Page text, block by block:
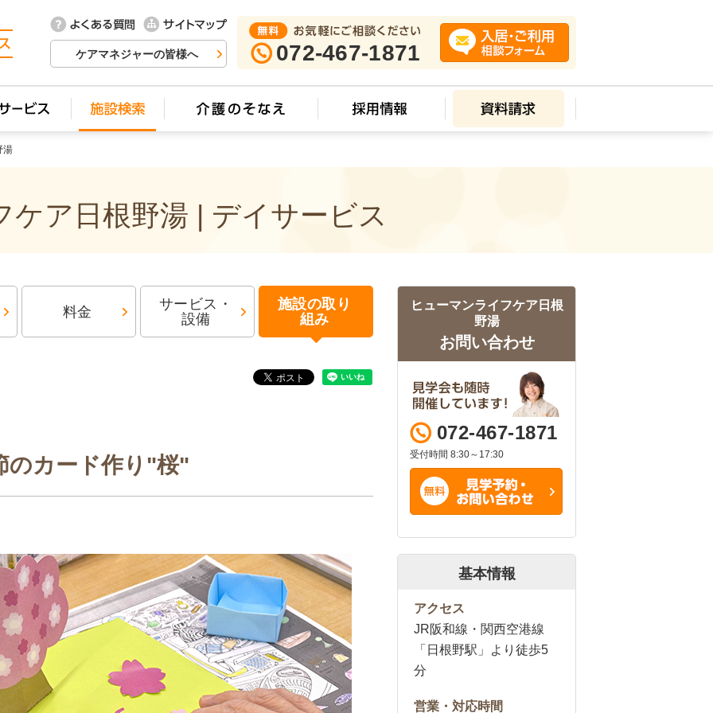
ケアマネジャーの皆様へ 072-467-1871
湯
ケア日根野湯 | デイサービス
料金
サービス・
設備
施設の取り
組み
のカード作り"桜"
ヒューマンライフケア日根
野湯
お問い合わせ
072-467-1871
受付時間 8:30～17:30
基本情報
アクセス
JR阪和線・関西空港線
「日根野駅」より徒歩5
分
営業・対応時間